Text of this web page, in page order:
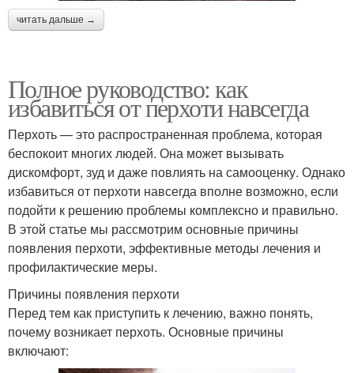
читать дальше →
Полное руководство: как
избавиться от перхоти навсегда
Перхоть — это распространенная проблема, которая
беспокоит многих людей. Она может вызывать
дискомфорт, зуд и даже повлиять на самооценку. Однако
избавиться от перхоти навсегда вполне возможно, если
подойти к решению проблемы комплексно и правильно.
В этой статье мы рассмотрим основные причины
появления перхоти, эффективные методы лечения и
профилактические меры.
Причины появления перхоти
Перед тем как приступить к лечению, важно понять,
почему возникает перхоть. Основные причины
включают: